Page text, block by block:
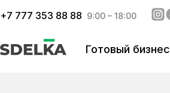
+7 777 353 88 88 9:00 – 18:00
Готовый бизнес